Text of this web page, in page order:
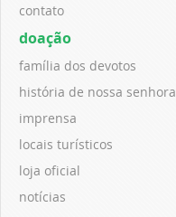
contato
doação
família dos devotos
história de nossa senhora
imprensa
locais turísticos
loja oficial
notícias